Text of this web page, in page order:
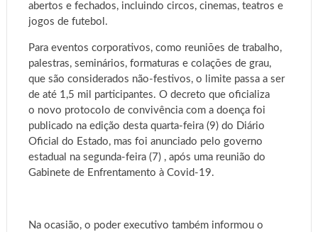
abertos e fechados, incluindo circos, cinemas, teatros e
jogos de futebol.
Para eventos corporativos, como reuniões de trabalho,
palestras, seminários, formaturas e colações de grau,
que são considerados não-festivos, o limite passa a ser
de até 1,5 mil participantes. O decreto que oficializa
o novo protocolo de convivência com a doença foi
publicado na edição desta quarta-feira (9) do Diário
Oficial do Estado, mas foi anunciado pelo governo
estadual na segunda-feira (7) , após uma reunião do
Gabinete de Enfrentamento à Covid-19.
Na ocasião, o poder executivo também informou o